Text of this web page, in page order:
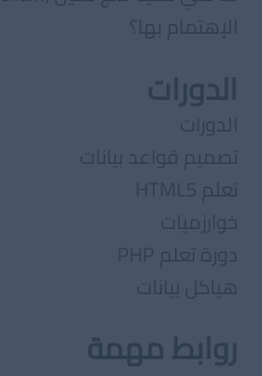
الإهتمام بها؟
الدورات
الدورات
تصميم قواعد بيانات
تعلم HTML5
خوارزميات
دورة تعلم PHP
هياكل بيانات
روابط مهمة